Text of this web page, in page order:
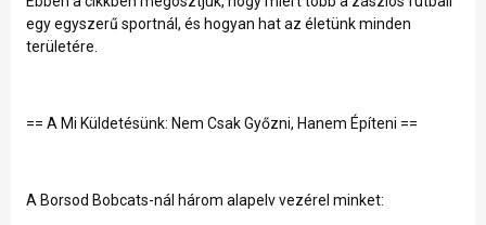
egy egyszerű sportnál, és hogyan hat az életünk minden
területére.
== A Mi Küldetésünk: Nem Csak Győzni, Hanem Építeni ==
A Borsod Bobcats-nál három alapelv vezérel minket: